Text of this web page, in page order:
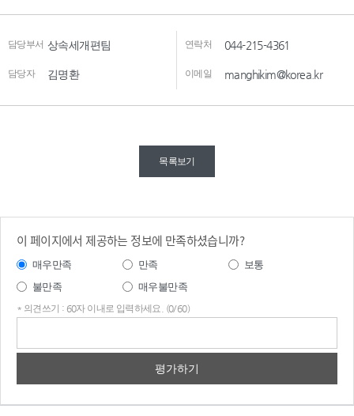
담당부서 상속세개편팀 연락처 044-215-4361
담당자 김명환 이메일 manghikim@korea.kr
목록보기
이 페이지에서 제공하는 정보에 만족하셨습니까?
매우만족 만족
보통
불만족
매우불만족
* 의견쓰기 : 60자 이내로 입력하세요. (0/60)